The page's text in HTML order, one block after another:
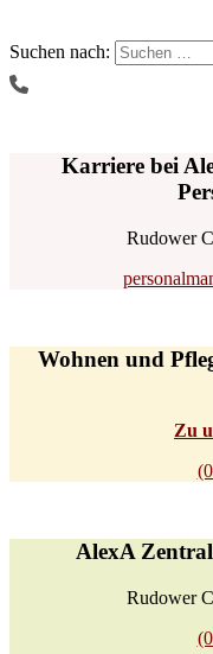
Suchen nach:
Karriere bei
Rudower
Wohnen und
Zu
AlexA
Rudower